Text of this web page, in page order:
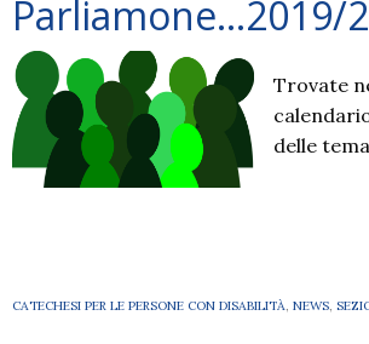
Parliamone…2019/
Trovate
delle
CATECHESI PER LE PERSONE CON DISABILITÀ, NEWS,